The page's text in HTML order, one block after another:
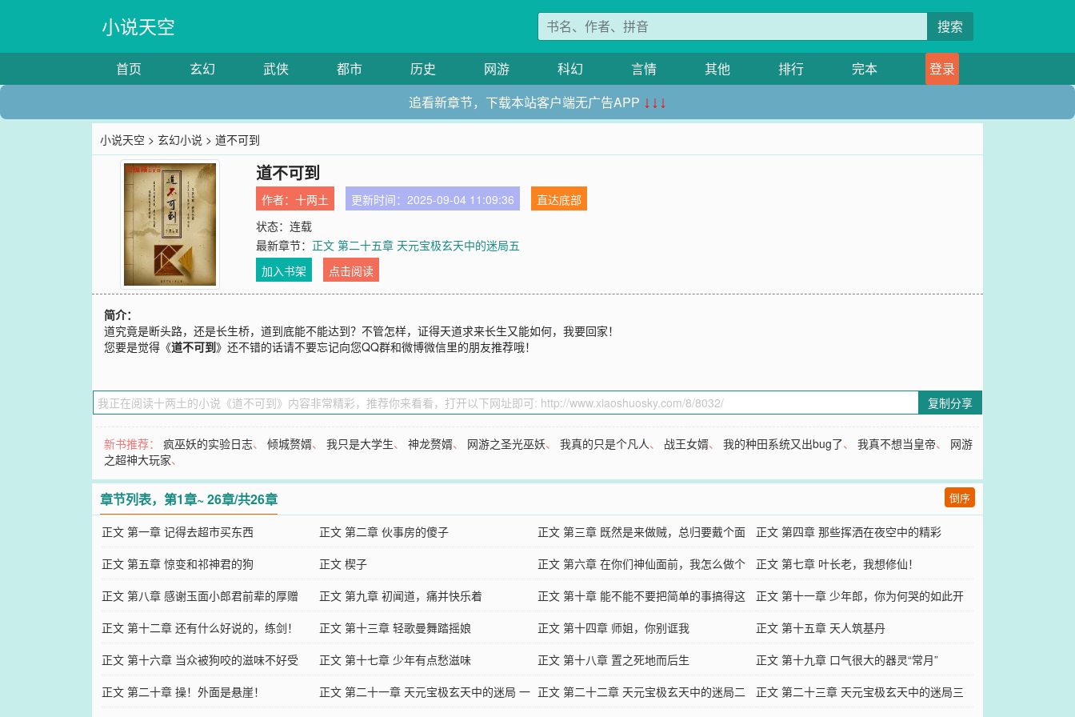
小说天空 搜索
首页 玄幻 武侠 都市 历史 网游 科幻 言情 其他 排行 完本
登录
追看新章节，下载本站客户端无广告APP ↓↓↓
小说天空 >玄幻小说 > 道不可到
道不可到
作者：十两土 更新时间：2025-09-04 11:09:36
直达底部
状态：连载
最新章节： 正文 第二十五章 天元宝极玄天中的迷局五
加入书架
点击阅读
简介：
道究竟是断头路，还是长生桥，道到底能不能达到？不管怎样，证得天道求来长生又能如何，我要回家！
您要是觉得《道不可到》还不错的话请不要忘记向您QQ群和微博微信里的朋友推荐哦！
复制分享
新书推荐：疯巫妖的实验日志、倾城赘婿、我只是大学生、神龙赘婿、 网游之圣光巫妖、我真的只是个凡人、 战王女婿、我的种田系统又出bug了、我真不想当皇帝、 网游
之超神大玩家、
章节列表，第1章~ 26章/共26章 倒序
正文 第一章 记得去超市买东西 正文 第二章 伙事房的傻子
正文 第三章 既然是来做贼，总归要戴个面
具
正文 第四章 那些挥洒在夜空中的精彩
正文 第五章 惊变和祁神君的狗
正文 楔子
正文 第六章 在你们神仙面前，我怎么做个
男人
正文 第七章 叶长老，我想修仙！
正文 第八章 感谢玉面小郎君前辈的厚赠
正文 第九章 初闻道，痛并快乐着
正文 第十章 能不能不要把简单的事搞得这
么复杂
正文 第十一章 少年郎，你为何哭的如此开
心
正文 第十二章 还有什么好说的，练剑！ 正文 第十三章 轻歌曼舞踏摇娘 正文 第十四章 师姐，你别诓我
正文 第十五章 天人筑基丹
正文 第十六章 当众被狗咬的滋味不好受
正文 第十七章 少年有点愁滋味 正文 第十八章 置之死地而后生
正文 第十九章 口气很大的器灵“常月”
正文 第二十章 操！外面是悬崖！
正文 第二十一章 天元宝极玄天中的迷局 一 正文 第二十二章 天元宝极玄天中的迷局二
正文 第二十三章 天元宝极玄天中的迷局三